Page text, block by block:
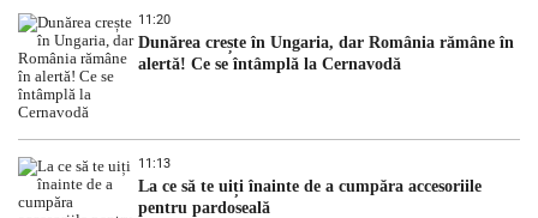
11:20
Dunărea crește în Ungaria, dar România rămâne în
alertă! Ce se întâmplă la Cernavodă
11:13
La ce să te uiți înainte de a cumpăra accesoriile
pentru pardoseală